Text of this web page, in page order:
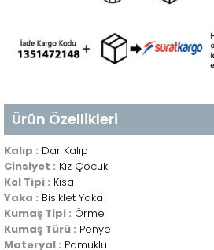
Ürün Özellikleri
Kalıp : Dar Kalıp
Cinsiyet : Kız Çocuk
Kol Tipi : Kısa
Yaka : Bisiklet Yaka
Kumaş Tipi : Örme
Kumaş Türü : Penye
Materyal : Pamuklu